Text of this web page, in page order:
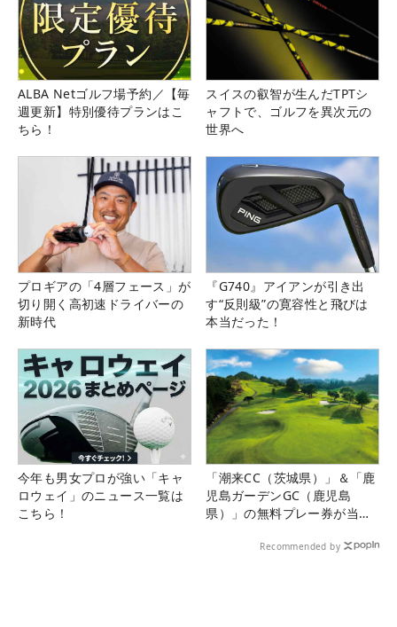
ALBA Netゴルフ場予約／【毎
週更新】特別優待プランはこ
ちら！
スイスの叡智が生んだTPTシ
ャフトで、ゴルフを異次元の
世界へ
プロギアの「4層フェース」が
切り開く高初速ドライバーの
新時代
『G740』アイアンが引き出
す“反則級”の寛容性と飛びは
本当だった！
今年も男女プロが強い「キャ
ロウェイ」のニュース一覧は
こちら！
「潮来CC（茨城県）」＆「鹿
児島ガーデンGC（鹿児島
県）」の無料プレー券が当た
Recommended by